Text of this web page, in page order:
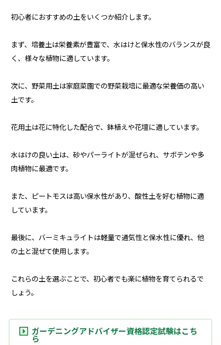
初心者におすすめの土をいくつか紹介します。
まず、培養土は栄養素が豊富で、水はけと保水性のバランスが良
く、様々な植物に適しています。
次に、野菜用土は家庭菜園での野菜栽培に最適な栄養価の高い
土です。
花用土は花に特化した配合で、鉢植えや花壇に適しています。
水はけの良い土は、砂やパーライトが混ぜられ、サボテンや多
肉植物に最適です。
また、ピートモスは高い保水性があり、酸性土を好む植物に適
しています。
最後に、バーミキュライトは軽量で通気性と保水性に優れ、他
の土と混ぜて使用します。
これらの土を選ぶことで、初心者でも楽に植物を育てられるで
しょう。
ガーデニングアドバイザー資格認定試験はこち
ら